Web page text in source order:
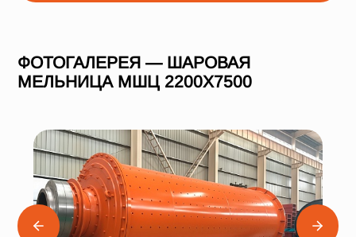
ФОТОГАЛЕРЕЯ — ШАРОВАЯ
МЕЛЬНИЦА МШЦ 2200Х7500